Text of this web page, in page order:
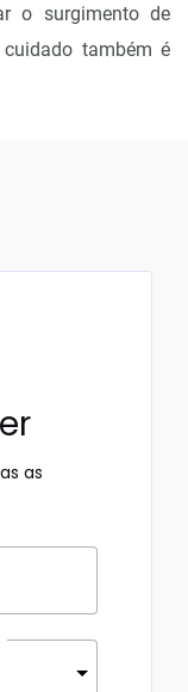
o surgimento de
também é
as